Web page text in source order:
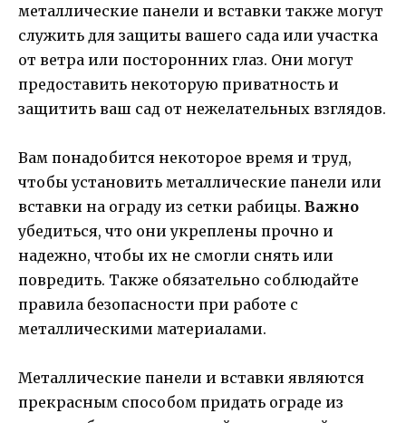
металлические панели и вставки также могут
служить для защиты вашего сада или участка
от ветра или посторонних глаз. Они могут
предоставить некоторую приватность и
защитить ваш сад от нежелательных взглядов.
Вам понадобится некоторое время и труд,
чтобы установить металлические панели или
вставки на ограду из сетки рабицы. Важно
убедиться, что они укреплены прочно и
надежно, чтобы их не смогли снять или
повредить. Также обязательно соблюдайте
правила безопасности при работе с
металлическими материалами.
Металлические панели и вставки являются
прекрасным способом придать ограде из